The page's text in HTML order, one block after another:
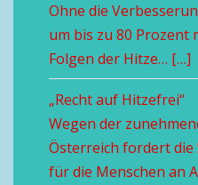
Ohne die
um bis zu 80 Prozent
Folgen der Hitze… […]
„Recht auf Hitzefrei“
Wegen der
Österreich fordert die
für die Menschen an